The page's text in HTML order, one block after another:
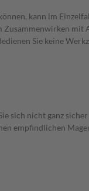
kann im
mit
Sie keine
sich nicht ganz
empfindlichen